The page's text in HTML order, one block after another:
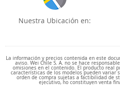
Nuestra Ubicación en:
La información y precios contenida en este
aviso. Wei Chile S. A. no se hace
omisiones en el contenido. El producto real
características de los modelos pueden variar
orden de compra sujetas a factibilidad de
ejecutivo, no constituyen venta